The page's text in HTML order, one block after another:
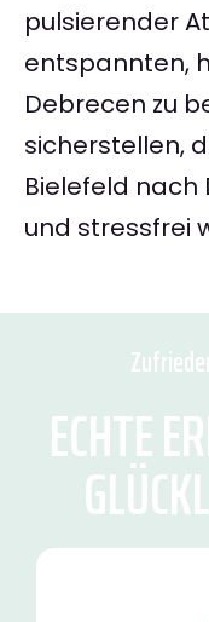
pulsierender
entspannten,
Debrecen zu
sicherstellen,
Bielefeld nach
und stressfrei
ECHTE